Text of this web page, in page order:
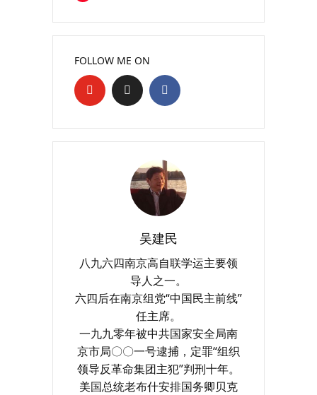
FOLLOW ME ON
吴建民
八九六四南京高自联学运主要领
导人之一。
六四后在南京组党“中国民主前线”
任主席。
一九九零年被中共国家安全局南
京市局〇〇一号逮捕，定罪“组织
领导反革命集团主犯”判刑十年。
美国总统老布什安排国务卿贝克